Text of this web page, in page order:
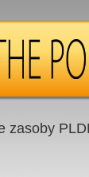
zasoby